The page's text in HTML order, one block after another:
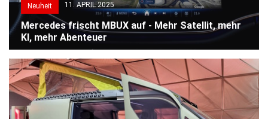
Neuheit 11. APRIL 2025
Mercedes frischt MBUX auf - Mehr Satellit, mehr
KI, mehr Abenteuer